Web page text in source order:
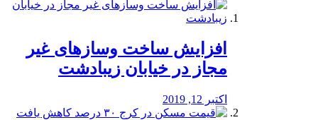
افزایش ساخت وسازهای غیر
مجاز در خیابان زیبادشت
اکتبر 12, 2019